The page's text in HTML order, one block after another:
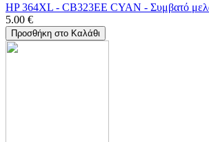
HP 364XL - CB323EE CYAN - Συμβατό
5.00 €
Προσθήκη στο Καλάθι